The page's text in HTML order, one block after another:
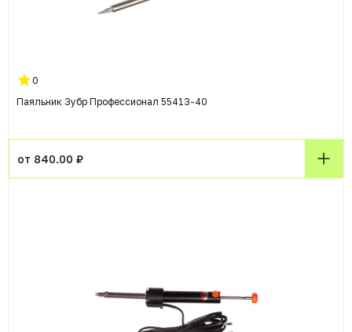
0
Паяльник Зубр Профессионал 55413-40
от 840.00 ₽